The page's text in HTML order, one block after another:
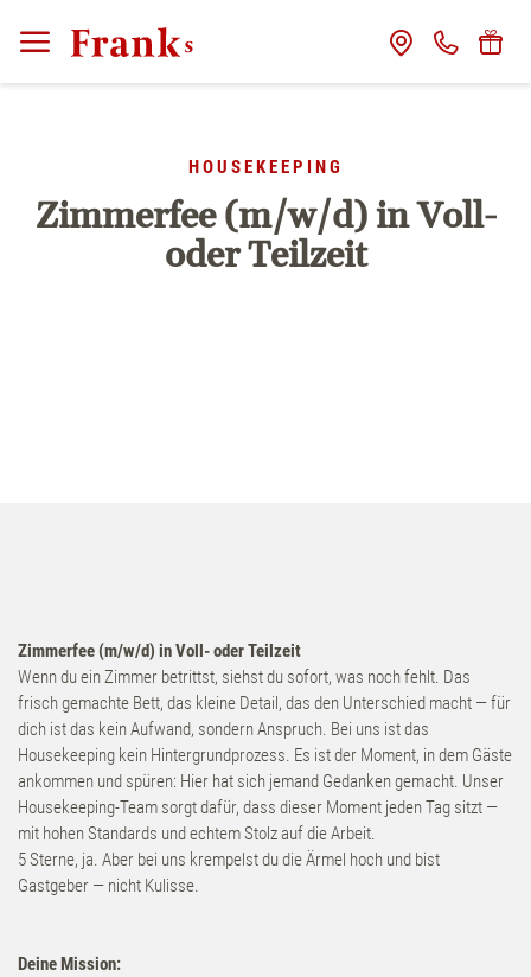
CLOSE
Das Haus
Angebote
Erlebnisboxen
Retreats
Wellness
Anwendungen
HOUSEKEEPING
Zimmerfee (m/w/d) in Voll-
oder Teilzeit
Zimmerfee (m/w/d) in Voll- oder Teilzeit
Wenn du ein Zimmer betrittst, siehst du sofort, was noch fehlt. Das
frisch gemachte Bett, das kleine Detail, das den Unterschied macht — für
dich ist das kein Aufwand, sondern Anspruch. Bei uns ist das
Housekeeping kein Hintergrundprozess. Es ist der Moment, in dem Gäste
ankommen und spüren: Hier hat sich jemand Gedanken gemacht. Unser
Housekeeping-Team sorgt dafür, dass dieser Moment jeden Tag sitzt —
mit hohen Standards und echtem Stolz auf die Arbeit.
5 Sterne, ja. Aber bei uns krempelst du die Ärmel hoch und bist
Gastgeber — nicht Kulisse.
Deine Mission: